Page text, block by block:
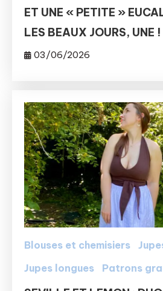
ET UNE « PETITE »
LES BEAUX JOURS, UNE !
03/06/2026
Blouses et chemisiers
Jupes longues
Patrons